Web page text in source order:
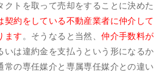
クトを取って売却をすることに決めた
契約をしている不動産業者に仲介して
ます 。そうなると当然、仲介手数料が
いは違約金を支払うという形になるか
常の専任媒介と専属専任媒介との違い